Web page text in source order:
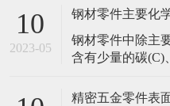
技术来控制机床
升精密CNC加工
编就针对这个问
10
2023-05
钢材零件主要化
钢材零件中除主
含有少量的碳(C)
素，这些元素虽
精密五金零件表